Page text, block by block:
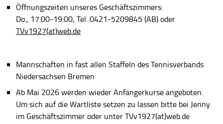
Öffnungszeiten unseres Geschäftszimmers:
Do., 17:00-19:00, Tel. 0421-5209845 (AB) oder
TVv1927(at)web.de
Mannschaften in fast allen Staffeln des Tennisverbands
Niedersachsen Bremen
Ab Mai 2026 werden wieder Anfängerkurse angeboten.
Um sich auf die Wartliste setzen zu lassen bitte bei Jenny
im Geschäftszimmer oder unter TVv1927(at)web.de